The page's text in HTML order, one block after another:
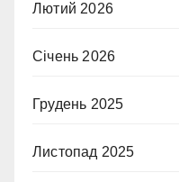
Лютий 2026
Січень 2026
Грудень 2025
Листопад 2025